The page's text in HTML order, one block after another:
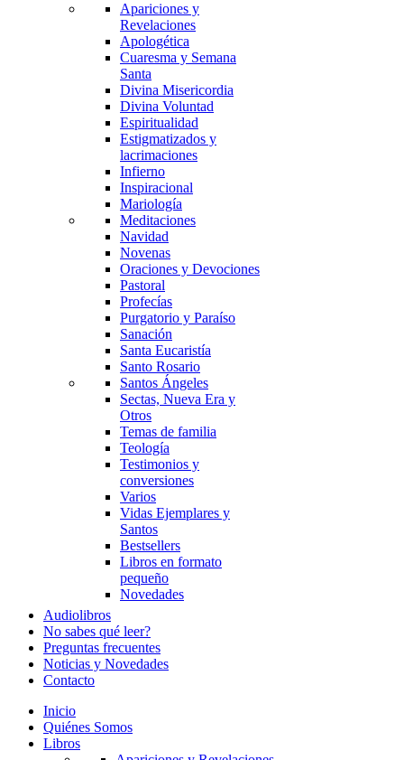
Apariciones y
Revelaciones
Apologética
Cuaresma y Semana
Santa
Divina Misericordia
Divina Voluntad
Espiritualidad
Estigmatizados y
lacrimaciones
Infierno
Inspiracional
Mariología
Meditaciones
Navidad
Novenas
Oraciones y Devociones
Pastoral
Profecías
Purgatorio y Paraíso
Sanación
Santa Eucaristía
Santo Rosario
Santos Ángeles
Sectas, Nueva Era y
Otros
Temas de familia
Teología
Testimonios y
conversiones
Varios
Vidas Ejemplares y
Santos
Bestsellers
Libros en formato
pequeño
Novedades
Audiolibros
No sabes qué leer?
Preguntas frecuentes
Noticias y Novedades
Contacto
Inicio
Quiénes Somos
Libros